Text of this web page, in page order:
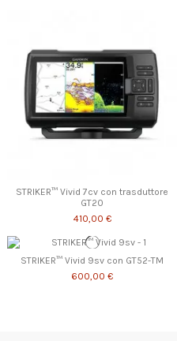
STRIKER™ Vivid 7cv con trasduttore
GT20
410,00 €
STRIKER™ Vivid 9sv con GT52-TM
600,00 €